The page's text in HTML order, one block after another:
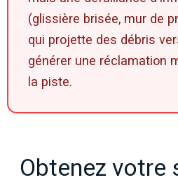
(glissière brisée, mur de
qui projette des débris
générer une réclamation
la piste.
Obtenez votre